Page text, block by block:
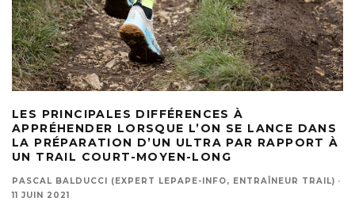
LES PRINCIPALES DIFFÉRENCES À
APPRÉHENDER LORSQUE L’ON SE LANCE DANS
LA PRÉPARATION D’UN ULTRA PAR RAPPORT À
UN TRAIL COURT-MOYEN-LONG
PASCAL BALDUCCI (EXPERT LEPAPE-INFO, ENTRAÎNEUR TRAIL) ·
11 JUIN 2021